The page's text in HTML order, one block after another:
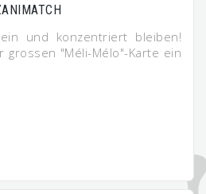
und konzentriert bleiben!
grossen "Méli-Mélo"-Karte ein